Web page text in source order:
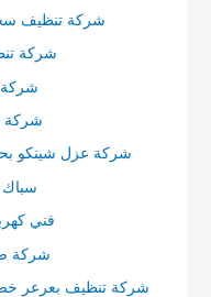
شركة تنظيف
شركة
شركة
شركة عزل شينكو بحائل
سباك
فني
شركة
شركة تنظيف بعرعر خصم 38% اتصل علي